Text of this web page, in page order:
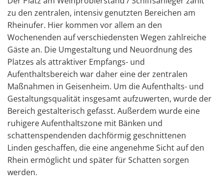
zu den zentralen, intensiv genutzten Bereichen am
Rheinufer. Hier kommen vor allem an den
Wochenenden auf verschiedensten Wegen zahlreiche
Gäste an. Die Umgestaltung und Neuordnung des
Platzes als attraktiver Empfangs- und
Aufenthaltsbereich war daher eine der zentralen
Maßnahmen in Geisenheim. Um die Aufenthalts- und
Gestaltungsqualität insgesamt aufzuwerten, wurde der
Bereich gestalterisch gefasst. Außerdem wurde eine
ruhigere Aufenthaltszone mit Bänken und
schattenspendenden dachförmig geschnittenen
Linden geschaffen, die eine angenehme Sicht auf den
Rhein ermöglicht und später für Schatten sorgen
werden.